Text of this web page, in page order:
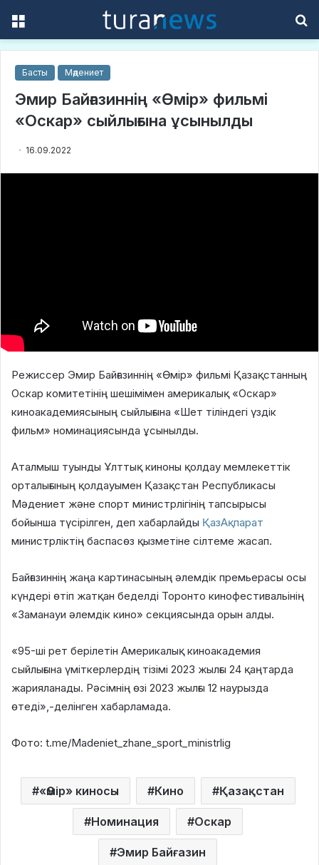
Басты Мәдениет
Эмир Байғазиннің «Өмір» фильмі
«Оскар» сыйлығына ұсынылды
16.09.2022
Режиссер Эмир Байғазиннің «Өмір» фильмі Қазақстанның
Оскар комитетінің шешімімен америкалық «Оскар»
киноакадемиясының сыйлығына «Шет тіліндегі үздік
фильм» номинациясында ұсынылды.
Аталмыш туынды Ұлттық киноны қолдау мемлекеттік
орталығының қолдауымен Қазақстан Республикасы
Мәдениет және спорт министрлігінің тапсырысы
бойынша түсірілген, деп хабарлайды ҚазАқпарат
министрліктің баспасөз қызметіне сілтеме жасап.
Байғазиннің жаңа картинасының әлемдік премьерасы осы
күндері өтіп жатқан беделді Торонто кинофестивальінің
«Заманауи әлемдік кино» секциясында орын алды.
«95-ші рет берілетін Америкалық киноакадемия
сыйлығына үміткерлердің тізімі 2023 жылғы 24 қаңтарда
жарияланады. Рәсімнің өзі 2023 жылғы 12 наурызда
өтеді»,-делінген хабарламада.
Фото: t.me/Madeniet_zhane_sport_ministrlig
«Өмір» киносы Кино Қазақстан
Номинация Оскар
Эмир Байғазин